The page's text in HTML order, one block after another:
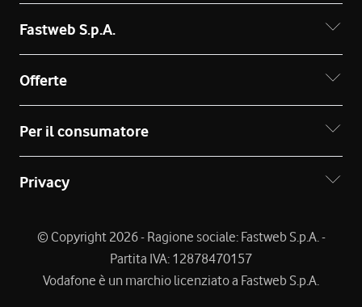
Fastweb S.p.A.
Offerte
Per il consumatore
Privacy
© Copyright 2026 - Ragione sociale: Fastweb S.p.A. -
Partita IVA: 12878470157
Vodafone è un marchio licenziato a Fastweb S.p.A.